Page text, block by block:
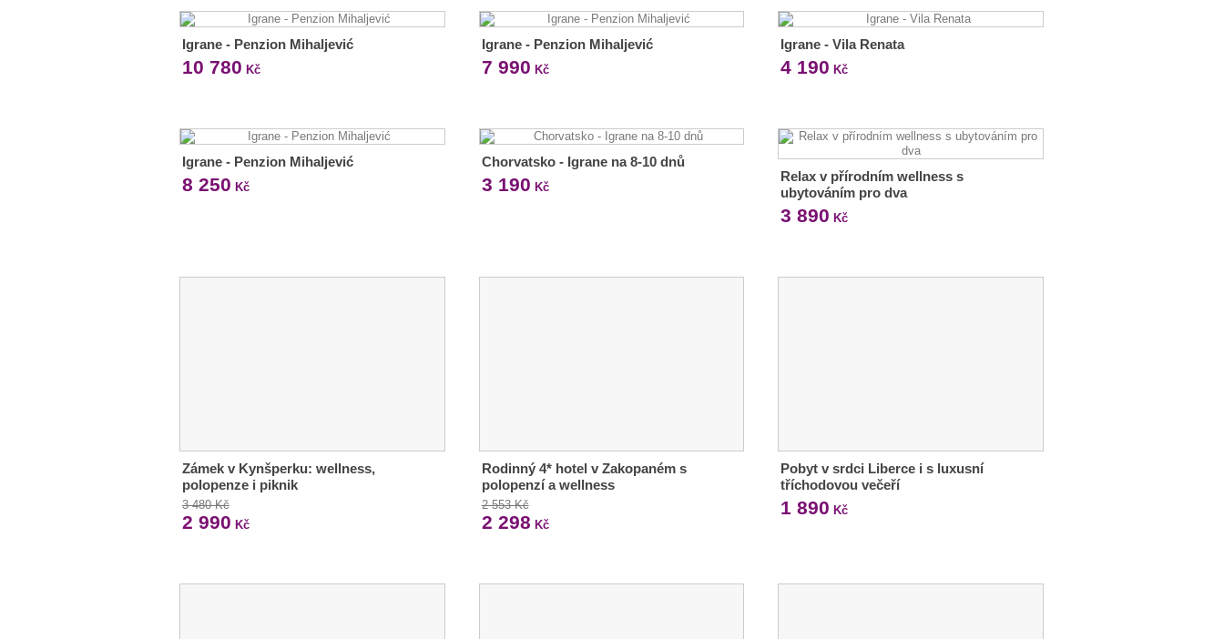
Igrane - Penzion Mihaljević
10 780 Kč
Igrane - Penzion Mihaljević
7 990 Kč
Igrane - Vila Renata
4 190 Kč
Igrane - Penzion Mihaljević
8 250 Kč
Chorvatsko - Igrane na 8-10 dnů
3 190 Kč
Relax v přírodním wellness s
ubytováním pro dva
3 890 Kč
Zámek v Kynšperku: wellness,
polopenze i piknik
3 480 Kč
2 990 Kč
Rodinný 4* hotel v Zakopaném s
polopenzí a wellness
2 553 Kč
2 298 Kč
Pobyt v srdci Liberce i s luxusní
tříchodovou večeří
1 890 Kč